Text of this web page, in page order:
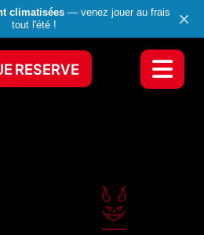
RESERVE
climatisées — venez jouer au frais
tout l'été !
×